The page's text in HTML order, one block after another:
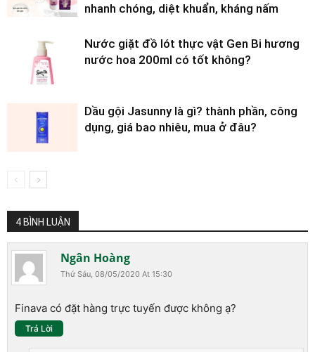
nhanh chóng, diệt khuẩn, kháng nấm
Nước giặt đồ lót thực vật Gen Bi hương
nước hoa 200ml có tốt không?
Dầu gội Jasunny là gì? thành phần, công
dụng, giá bao nhiêu, mua ở đâu?
4 BÌNH LUẬN
Ngân Hoàng
Thứ Sáu, 08/05/2020 At 15:30
Finava có đặt hàng trực tuyến được không ạ?
Trả Lời